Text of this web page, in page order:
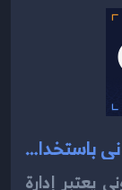
كيف تدير المخزون لمتجرك الالكتروني باستخدام قلاري 2024
يعتبر إدارة